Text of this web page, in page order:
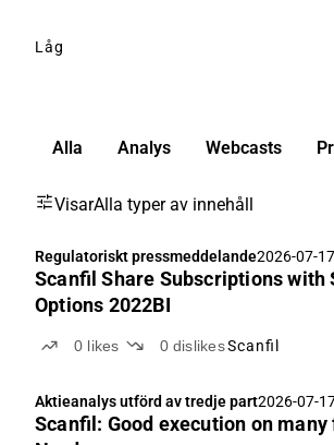
Låg
Alla Analys Webcasts
VisarAlla typer av innehåll
Regulatoriskt pressmeddelande2026-07-
Scanfil Share Subscriptions with
Options 2022BI
0 likes 0 dislikesScanfil
Aktieanalys utförd av tredje part2026-07-
Scanfil: Good execution on